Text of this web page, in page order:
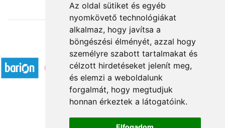
Az oldal sütiket és egyéb
nyomkövető technológiákat
alkalmaz, hogy javítsa a
böngészési élményét, azzal hogy
személyre szabott tartalmakat és
célzott hirdetéseket jelenít meg,
és elemzi a weboldalunk
forgalmát, hogy megtudjuk
honnan érkeztek a látogatóink.
Elfogadott fizetési módok
Á.SZ.F.